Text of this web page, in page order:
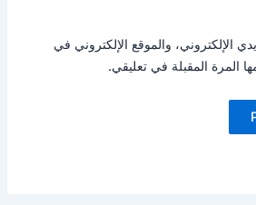
الإلكتروني، والموقع الإلكتروني في
المرة المقبلة في تعليقي.